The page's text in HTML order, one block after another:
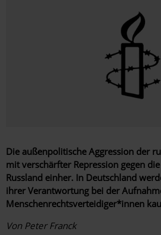
Die außenpolitische Aggression der
mit verschärfter Repression gegen
Russland einher. In Deutschland
ihrer Verantwortung bei der
Menschenrechtsverteidiger*innen
Von Peter Franck